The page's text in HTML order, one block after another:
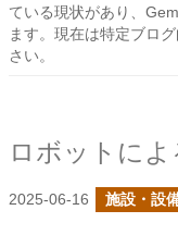
ている現状があり、
ます。現在は特定ブロ
さい。
2025-06-16 施設・設